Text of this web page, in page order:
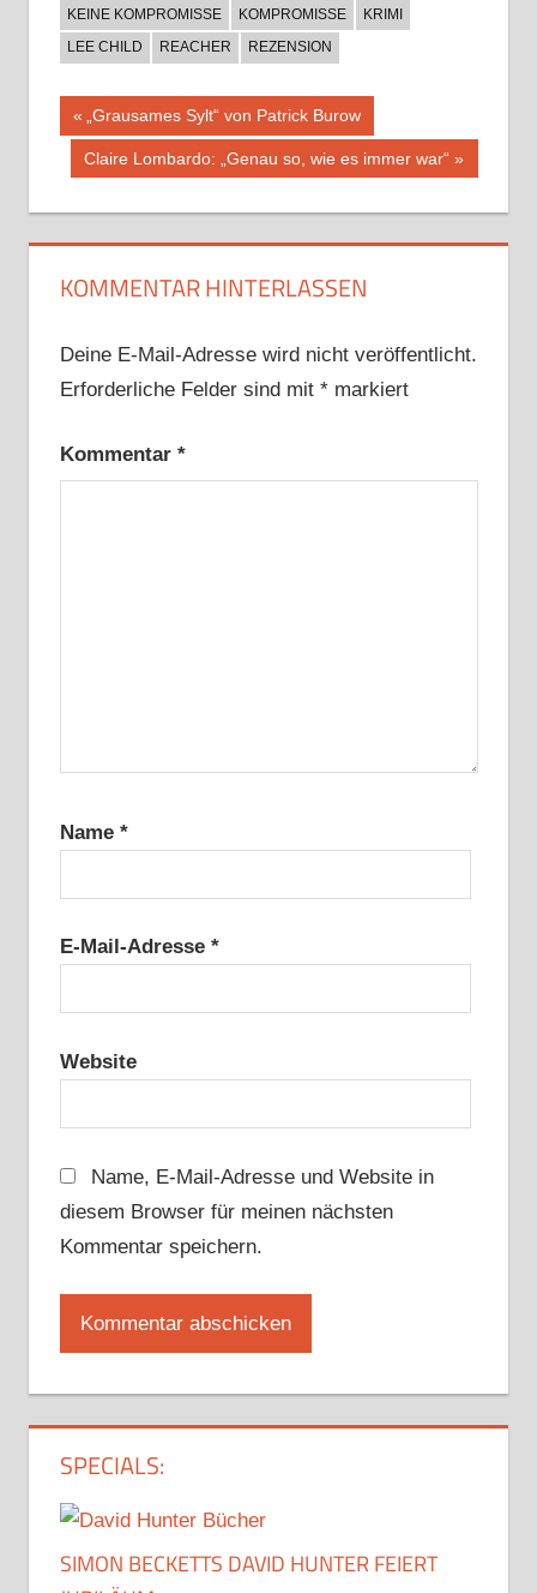
KEINE KOMPROMISSE
KOMPROMISSE
KRIMI
LEE CHILD
REACHER REZENSION
Beitragsnavigation
Vorheriger
Beitrag:
„Grausames Sylt“ von Patrick Burow
Nächster
Claire Lombardo: „Genau so, wie es immer war“
KOMMENTAR HINTERLASSEN
Deine E-Mail-Adresse wird nicht veröffentlicht.
Erforderliche Felder sind mit *markiert
Kommentar *
Name *
E-Mail-Adresse *
Website
Name, E-Mail-Adresse und Website in
diesem Browser für meinen nächsten
Kommentar speichern.
SPECIALS:
SIMON BECKETTS DAVID HUNTER FEIERT